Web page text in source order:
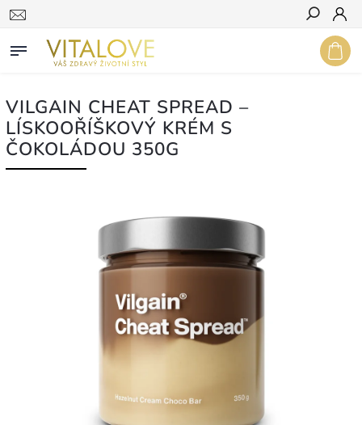
Hledat
VILGAIN CHEAT SPREAD –
LÍSKOOŘÍŠKOVÝ KRÉM S
ČOKOLÁDOU 350G